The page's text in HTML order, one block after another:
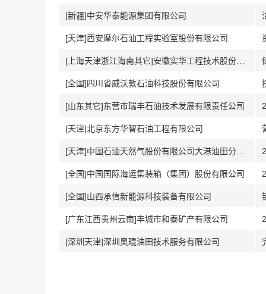
[新疆]中安华泰能源集团有限公司
[天津]西安摩尔石油工程实验室股份有限公司
[全国]四川省威沃敦石油科技股份有限公司
[山东其它]东营市瑞丰石油技术发展有限责任公司
[天津]北京东方华智石油工程有限公司
[全国]中国国际海运集装箱（集团）股份有限公司
[全国]山西承信新能源科技装备有限公司
[广东江西贵州云南]丰城市和泰矿产有限公司
[深圳天津]深圳奥琨油田技术服务有限公司